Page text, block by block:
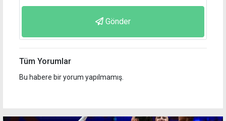
Gönder
Tüm Yorumlar
Bu habere bir yorum yapılmamış.